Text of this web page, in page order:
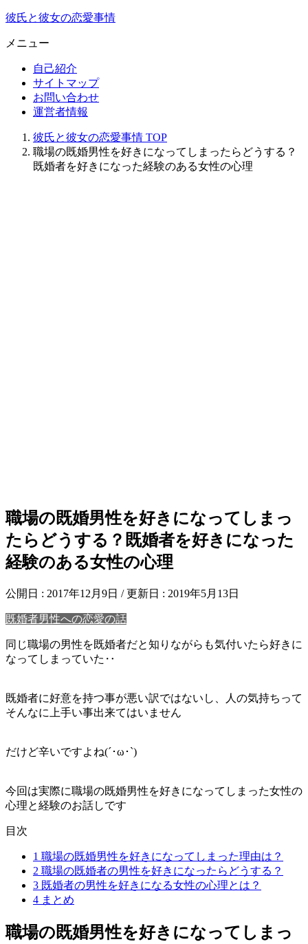
彼氏と彼女の恋愛事情
メニュー
自己紹介
サイトマップ
お問い合わせ
運営者情報
彼氏と彼女の恋愛事情 TOP
職場の既婚男性を好きになってしまったらどうする？
既婚者を好きになった経験のある女性の心理
職場の既婚男性を好きになってしまっ
たらどうする？既婚者を好きになった
経験のある女性の心理
公開日 : 2017年12月9日 / 更新日 : 2019年5月13日
既婚者男性への恋愛の話
同じ職場の男性を既婚者だと知りながらも気付いたら好きに
なってしまっていた‥
既婚者に好意を持つ事が悪い訳ではないし、人の気持ちって
そんなに上手い事出来てはいません
だけど辛いですよね(´･ω･`)
今回は実際に職場の既婚男性を好きになってしまった女性の
心理と経験のお話しです
目次
1 職場の既婚男性を好きになってしまった理由は？
2 職場の既婚者の男性を好きになったらどうする？
3 既婚者の男性を好きになる女性の心理とは？
4 まとめ
職場の既婚男性を好きになってしまっ